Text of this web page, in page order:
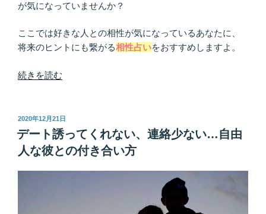
あ
な
へ”
が気になっていませんか？
ここでは好きな人との相性が気になっているあなたに、
将来のヒントにも繋がる相性占いをおすすめしますよ。
“結
手…
相
性
が
い
続きを読む
投
稿
日:
2020年12月21日
デート誘ってくれない、連絡少ない…自由
人な彼との付き合い方